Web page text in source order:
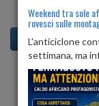
Previsioni del
Weekend tra sole
rovesci sulle
L'anticiclone
settimana, ma